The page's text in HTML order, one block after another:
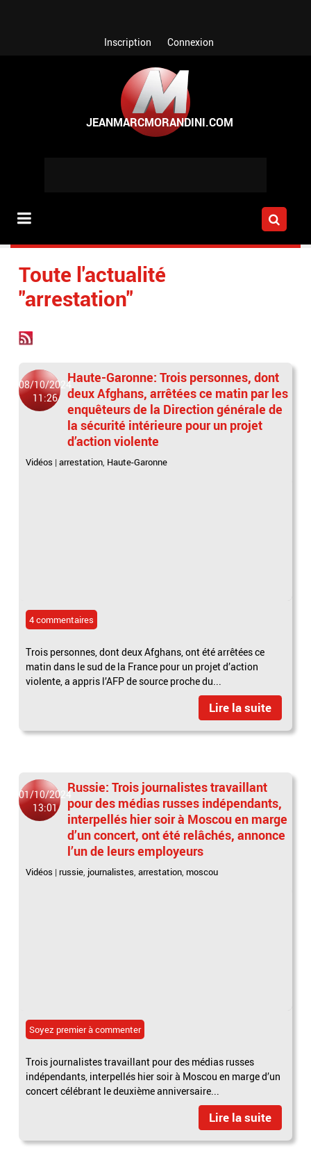
Inscription Connexion
Toute l'actualité
"arrestation"
08/10/2024
11:26
Haute-Garonne: Trois personnes, dont
deux Afghans, arrêtées ce matin par les
enquêteurs de la Direction générale de
la sécurité intérieure pour un projet
d’action violente
Vidéos |arrestation, Haute-Garonne
4 commentaires
Trois personnes, dont deux Afghans, ont été arrêtées ce
matin dans le sud de la France pour un projet d’action
violente, a appris l’AFP de source proche du...
Lire la suite
01/10/2024
13:01
Russie: Trois journalistes travaillant
pour des médias russes indépendants,
interpellés hier soir à Moscou en marge
d’un concert, ont été relâchés, annonce
l’un de leurs employeurs
Vidéos | russie, journalistes,arrestation, moscou
Soyez premier à commenter
Trois journalistes travaillant pour des médias russes
indépendants, interpellés hier soir à Moscou en marge d’un
concert célébrant le deuxième anniversaire...
Lire la suite